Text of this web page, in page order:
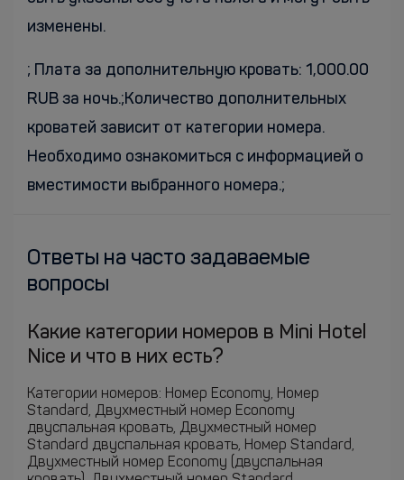
изменены.
; Плата за дополнительную кровать: 1,000.00
RUB за ночь.;Количество дополнительных
кроватей зависит от категории номера.
Необходимо ознакомиться с информацией о
вместимости выбранного номера.;
Ответы на часто задаваемые
вопросы
Какие категории номеров в Mini Hotel
Nice и что в них есть?
Категории номеров: Номер Economy, Номер
Standard, Двухместный номер Economy
двуспальная кровать, Двухместный номер
Standard двуспальная кровать, Номер Standard,
Двухместный номер Economy (двуспальная